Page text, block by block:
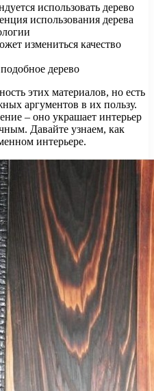
использовать дерево
использования дерева
измениться качество
дерево
этих материалов, но есть
аргументов в их пользу.
– оно украшает интерьер
Давайте узнаем, как
интерьере.